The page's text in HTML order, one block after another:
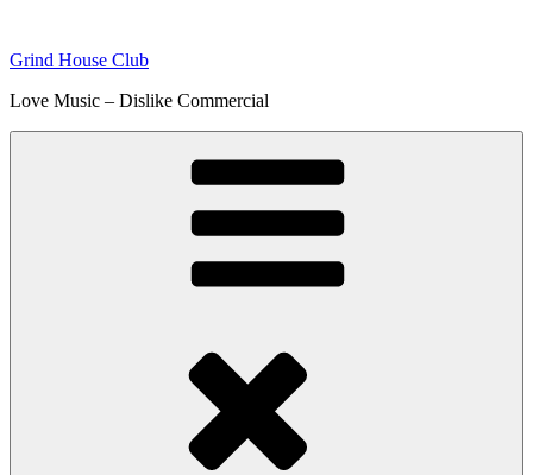
content
Grind House Club
Love Music – Dislike Commercial